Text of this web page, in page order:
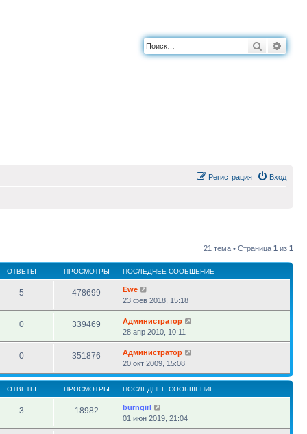
Поиск
Вход
Регистрация
21 тема • Страница 1 из 1
ОТВЕТЫ ПРОСМОТРЫ ПОСЛЕДНЕЕ СООБЩЕНИЕ
5 478699
Ewe
23 фев 2018, 15:18
0 339469
Администратор
28 апр 2010, 10:11
0 351876
Администратор
20 окт 2009, 15:08
ОТВЕТЫ ПРОСМОТРЫ ПОСЛЕДНЕЕ СООБЩЕНИЕ
3 18982
burngirl
01 июн 2019, 21:04